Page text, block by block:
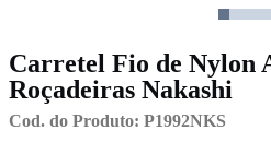
Carretel Fio de Nylon
Roçadeiras Nakashi
Cod. do Produto: P1992NKS